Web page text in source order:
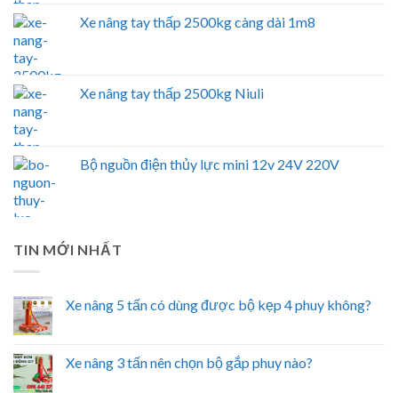
Xe nâng tay thấp 2500kg càng dài 1m8
Xe nâng tay thấp 2500kg Niuli
Bộ nguồn điện thủy lực mini 12v 24V 220V
TIN MỚI NHẤT
Xe nâng 5 tấn có dùng được bộ kẹp 4 phuy không?
Xe nâng 3 tấn nên chọn bộ gắp phuy nào?